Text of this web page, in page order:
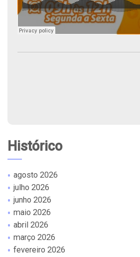
Histórico
agosto 2026
julho 2026
junho 2026
maio 2026
abril 2026
março 2026
fevereiro 2026